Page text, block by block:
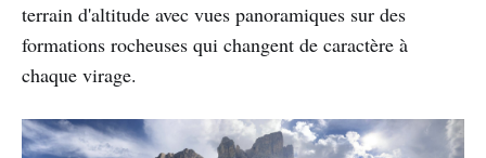
terrain d'altitude avec vues panoramiques sur des
formations rocheuses qui changent de caractère à
chaque virage.